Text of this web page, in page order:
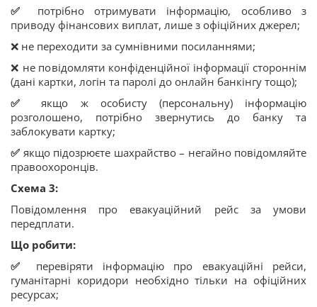
✅
потрібно отримувати інформацію, особливо з
приводу фінансових виплат, лише з офіційних джерел;
❌ не переходити за сумнівними посиланнями;
❌ не повідомляти конфіденційної інформації стороннім
(дані картки, логін та паролі до онлайн банкінгу тощо);
✅
якщо ж особисту (персональну) інформацію
розголошено, потрібно звернутись до банку та
заблокувати картку;
✅ якщо підозрюєте шахрайство – негайно повідомляйте
правоохоронців.
Схема 3:
Повідомлення про евакуаційний рейс за умови
передплати.
Що робити:
✅
перевіряти інформацію про евакуаційні рейси,
гуманітарні коридори необхідно тільки на офіційних
ресурсах;